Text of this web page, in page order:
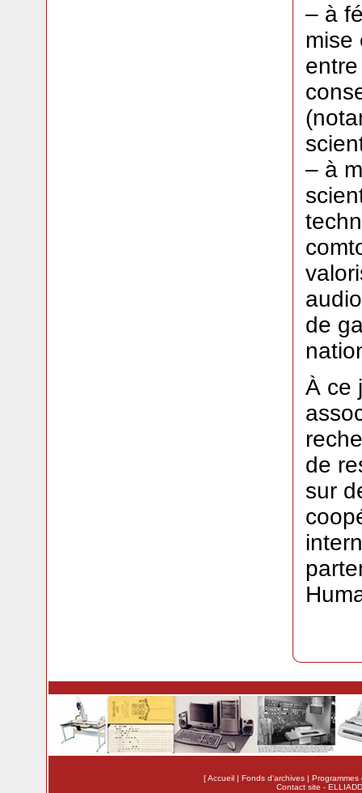
– à
mise
– à
de
À ce
de
sur
[Accueil| Fonds d'archives| Programmes
Contact site -